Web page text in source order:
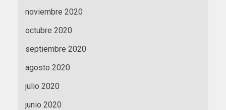
noviembre 2020
octubre 2020
septiembre 2020
agosto 2020
julio 2020
junio 2020